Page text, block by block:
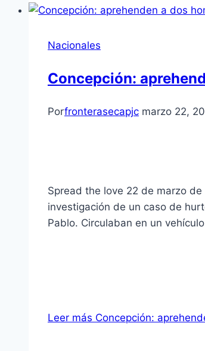
Nacionales
Concepción:
Porfronterasecapjc marzo 22,
Spread the love 22 de marzo
investigación de un caso de
Pablo. Circulaban en un
Leer más Concepción: